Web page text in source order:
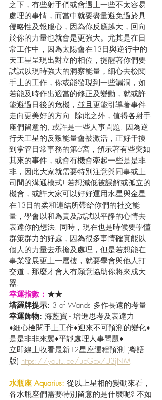
之下，有些射手們或會遇上一些不太容易
處理的事情，而當中就要盡量避免過於具
侵略性及報服心，因為你反應越大，回向
於你的力量也就會是更強大。尤其是在日
常工作中，因為太陽會在13日與逆行中的
天王星呈現出對立的相位，提醒著你們要
試試以現時強大的洞察能量，細心去檢閱
手上的工作，你或能發現到一些漏洞，如
若能及時作出適當的修正及變動，就或許
能避過日後的危機，並且更能引導著事件
走向更美好的方向! 除此之外，值得各射手
座們留意的, 或許是一些人事問題! 因為逆
行天王星的反叛能量會被激活，正好干擾
到掌管日常事務的第6宮，預示著有些突如
其來的事件，或會有機會牽起一些是是非
非，因此大家就需要特別注意與同事或上
司間的溝通模式! 若想減低被誤解或孤立的
機會，或許大家可以好好運用水星與金星
在13日的柔和連結所帶給你們的社交能
量，學會以和為貴及試試以平靜的心情去
表達你的想法! 同時，現在也是時候要學懂
群策群力的好處，因為很多事情確實能以
個人的力量去承擔及處理，但是若想能在
事業發展更上一層樓，就要學會與他人打
交道，那麼才會人有願意協助你將來成大
器!
幸運指數： ★★
塔羅牌提示: 3 of Wands 多作長遠的考量
幸運飾物: 海藍寶 - 增進思考及表達力
♦細心檢閱手上工作♦迎來不可預測的變化♦
是是非非來襲♦平靜處理人事問題♦
立即線上收看最新12星座運程預測 (粵語
版) https://youtu.be/ubGbx7U3jNM
水瓶座 Aquarius: 從以上星相的變動來看，
各水瓶座們需要特別留意的是什麼呢? 不如